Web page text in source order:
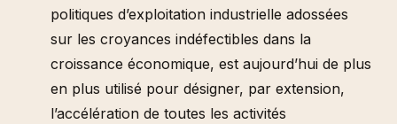
politiques d’exploitation industrielle adossées
sur les croyances indéfectibles dans la
croissance économique, est aujourd’hui de plus
en plus utilisé pour désigner, par extension,
l’accélération de toutes les activités